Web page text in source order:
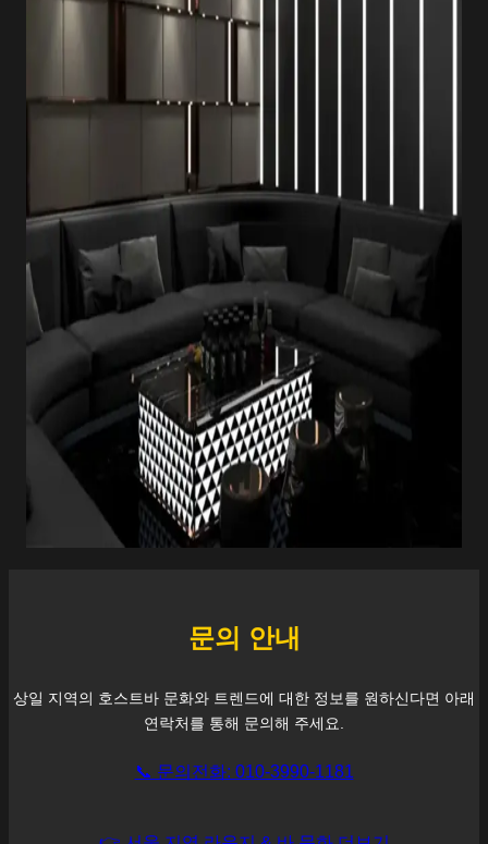
문의 안내
상일 지역의 호스트바 문화와 트렌드에 대한 정보를 원하신다면 아래
연락처를 통해 문의해 주세요.
📞 문의전화: 010-3990-1181